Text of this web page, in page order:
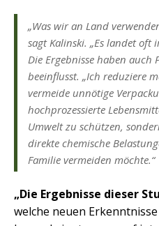
„Was wir an Land
sagt Kalinski. „Es landet oft
Die Ergebnisse haben auch
beeinflusst. „Ich reduziere
vermeide unnötige
hochprozessierte
Umwelt zu schützen,
direkte chemische
Familie vermeiden möchte.“
„Die Ergebnisse dieser
welche neuen